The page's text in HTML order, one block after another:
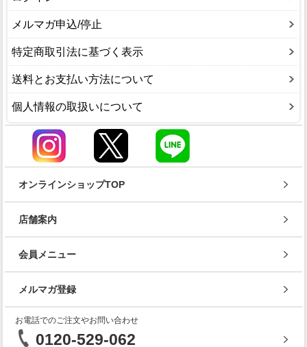
メルマガ申込/停止
特定商取引法に基づく表示
送料とお支払い方法について
個人情報の取扱いについて
オンラインショップTOP
店舗案内
会員メニュー
メルマガ登録
お電話でのご注文やお問い合わせ
0120-529-062